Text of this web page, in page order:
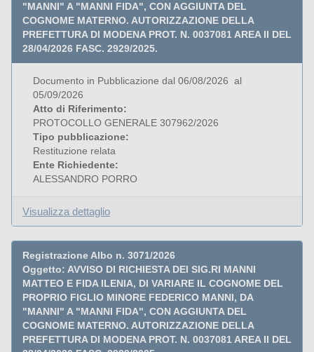
"MANNI" A "MANNI FIDA", CON AGGIUNTA DEL
COGNOME MATERNO. AUTORIZZAZIONE DELLA
PREFETTURA DI MODENA PROT. N. 0037081 AREA II DEL
28/04/2026 FASC. 2929/2025.
Documento in Pubblicazione dal 06/08/2026 al
05/09/2026
Atto di Riferimento:
PROTOCOLLO GENERALE 307962/2026
Tipo pubblicazione:
Restituzione relata
Ente Richiedente:
ALESSANDRO PORRO
Visualizza dettaglio
Registrazione Albo n. 3071/2026
Oggetto: AVVISO DI RICHIESTA DEI SIG.RI MANNI
MATTEO E FIDA ILENIA, DI VARIARE IL COGNOME DEL
PROPRIO FIGLIO MINORE FEDERICO MANNI, DA
"MANNI" A "MANNI FIDA", CON AGGIUNTA DEL
COGNOME MATERNO. AUTORIZZAZIONE DELLA
PREFETTURA DI MODENA PROT. N. 0037081 AREA II DEL